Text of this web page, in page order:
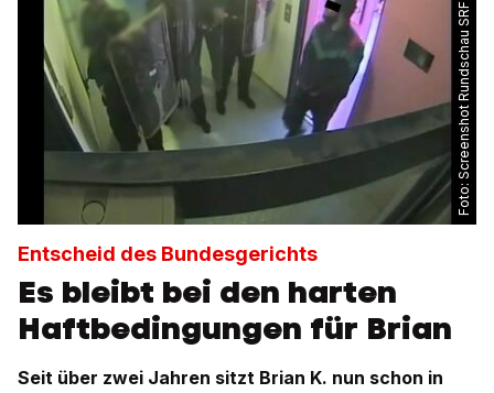
Foto:
Screenshot Rundschau SRF
Entscheid des Bundesgerichts
Es bleibt bei den harten
Haftbedingungen für Brian
Seit über zwei Jahren sitzt Brian K. nun schon in